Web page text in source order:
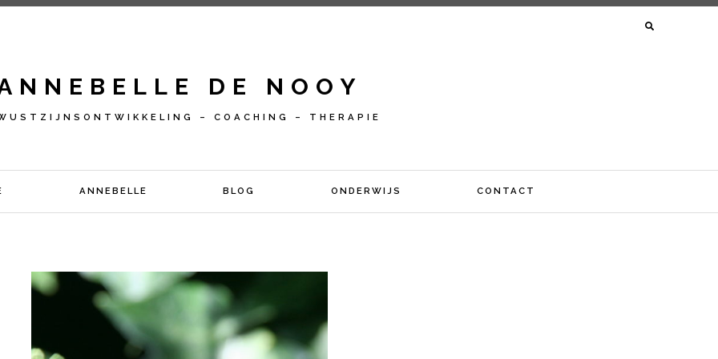
DE NOOY
– COACHING – THERAPIE
ANNEBELLE BLOG ONDERWIJS CONTACT